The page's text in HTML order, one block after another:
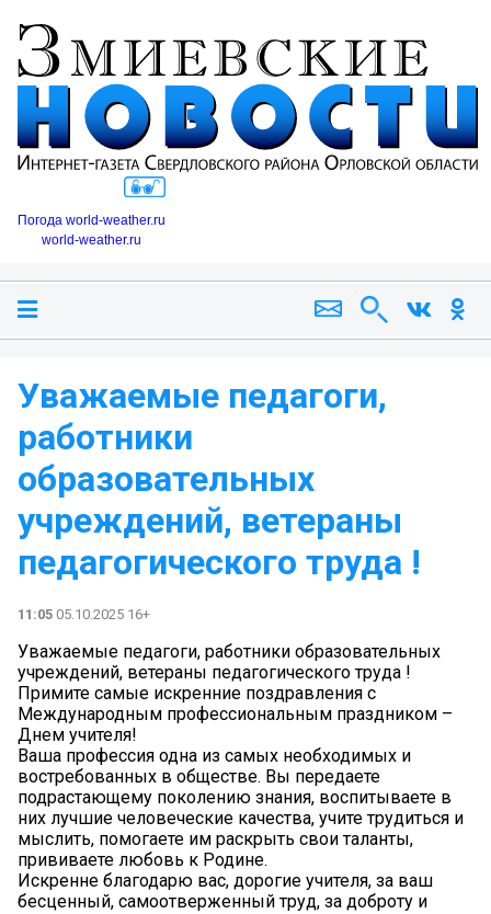
Погода world-weather.ru
world-weather.ru
Уважаемые педагоги,
работники
образовательных
учреждений, ветераны
педагогического труда !
11:05 05.10.2025 16+
Уважаемые педагоги, работники образовательных
учреждений, ветераны педагогического труда !
Примите самые искренние поздравления с
Международным профессиональным праздником –
Днем учителя!
Ваша профессия одна из самых необходимых и
востребованных в обществе. Вы передаете
подрастающему поколению знания, воспитываете в
них лучшие человеческие качества, учите трудиться и
мыслить, помогаете им раскрыть свои таланты,
прививаете любовь к Родине.
Искренне благодарю вас, дорогие учителя, за ваш
бесценный, самоотверженный труд, за доброту и